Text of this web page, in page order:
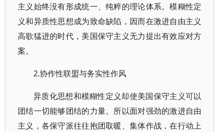
主义始终没有形成统一、纯粹的理论体系。模糊性定
义和异质性思想成为致命缺陷，因而在激进自由主义
高歌猛进的时代，美国保守主义无力提出有效应对方
案。
2.协作性联盟与务实性作风
异质化思想和模糊性定义却使美国保守主义可以
团结一切能够团结的力量。所以面对强劲的激进自由
主义，各保守派往往抱团取暖、集体作战，在行动上